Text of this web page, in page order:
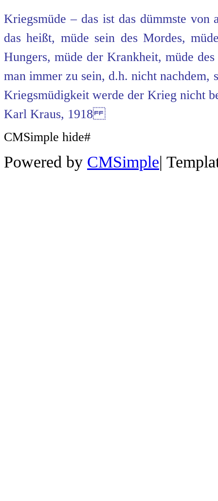
Kriegsmüde – das ist das dümmste
das heißt, müde sein des Mordes,
Hungers, müde der Krankheit, müde
man immer zu sein, d.h. nicht nachdem,
Kriegsmüdigkeit werde der Krieg nicht
Karl Kraus, 1918
CMSimple hide#
Powered by CMSimple|